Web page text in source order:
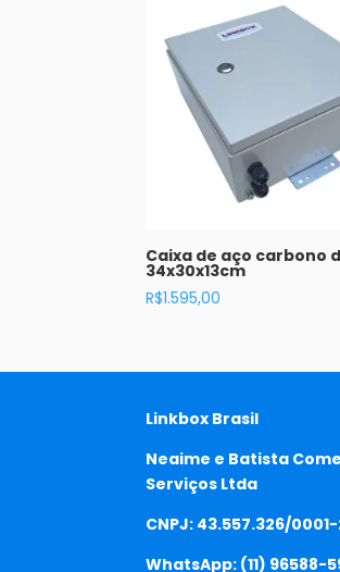
Caixa de aço carbono
34x30x13cm
R$1.595,00
Linkbox Brasil
Neaime e Batista
Serviços Ltda
CNPJ: 43.557.326/
WhatsApp: (11) 96588-